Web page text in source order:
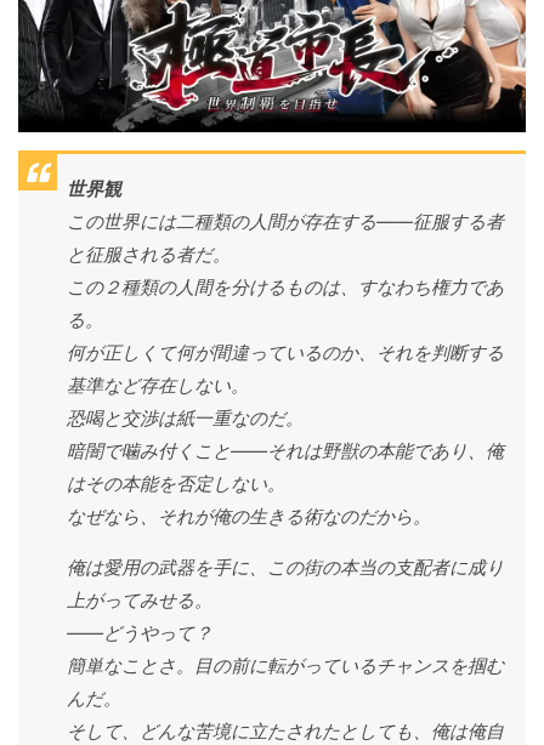
世界観
この世界には二種類の人間が存在する――征服する者
と征服される者だ。
この２種類の人間を分けるものは、すなわち権力であ
る。
何が正しくて何が間違っているのか、それを判断する
基準など存在しない。
恐喝と交渉は紙一重なのだ。
暗闇で噛み付くこと――それは野獣の本能であり、俺
はその本能を否定しない。
なぜなら、それが俺の生きる術なのだから。
俺は愛用の武器を手に、この街の本当の支配者に成り
上がってみせる。
――どうやって？
簡単なことさ。目の前に転がっているチャンスを掴む
んだ。
そして、どんな苦境に立たされたとしても、俺は俺自